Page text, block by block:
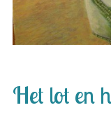
Het lot en